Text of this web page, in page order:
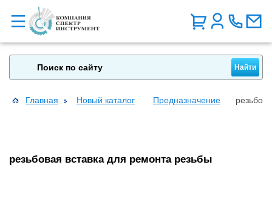
Главная Новый каталог Предназначение
резьбовая вставка для ремонта резьбы